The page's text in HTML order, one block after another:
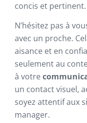
concis et pertinent.
N’hésitez pas à
avec un proche.
aisance et en
seulement au
à votre
un contact visuel,
soyez attentif aux
manager.